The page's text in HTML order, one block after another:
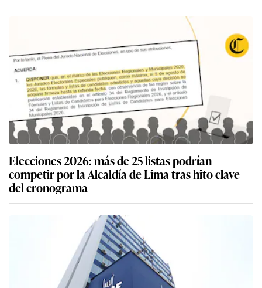
Elecciones 2026: más de 25 listas podrían
competir por la Alcaldía de Lima tras hito clave
del cronograma